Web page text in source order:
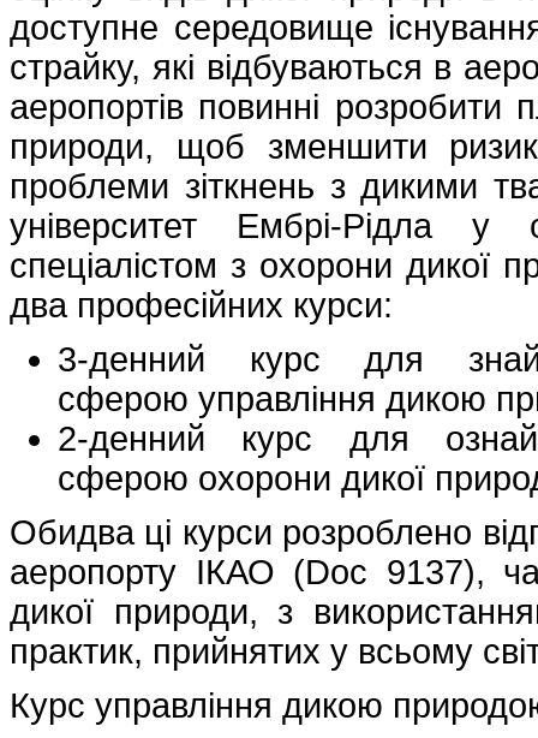
доступне середовище
страйку, які відбуваються в
аеропортів повинні розробити
природи, щоб зменшити ризик
проблеми зіткнень з дикими
університет Ембрі-Рідла
спеціалістом з охорони дикої
два професійних курси:
3-денний курс для
сферою управління дикою
2-денний курс для
сферою охорони дикої
Обидва ці курси розроблено
аеропорту ІКАО (Doc 9137),
дикої природи, з
практик, прийнятих у всьому
Курс управління дикою